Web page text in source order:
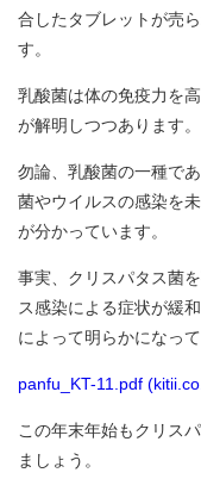
合したタブレットが売
す。
乳酸菌は体の免疫力を
が解明しつつあります。
勿論、乳酸菌の一種で
菌やウイルスの感染を
が分かっています。
事実、クリスパタス菌
ス感染による症状が緩
によって明らかになって
panfu_KT-11.pdf
この年末年始もクリス
ましょう。